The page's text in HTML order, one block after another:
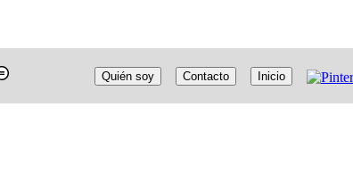
Quién soy Contacto Inicio